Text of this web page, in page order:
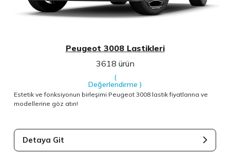
Peugeot 3008 Lastikleri
3618 ürün
(
Değerlendirme )
Estetik ve fonksiyonun birleşimi Peugeot 3008 lastik fiyatlarına ve
modellerine göz atın!
Detaya Git